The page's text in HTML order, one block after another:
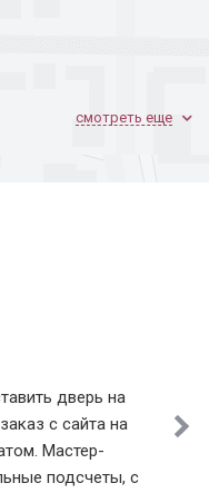
смотреть еще
дверь на
с сайта на
Мастер-
подсчеты, с